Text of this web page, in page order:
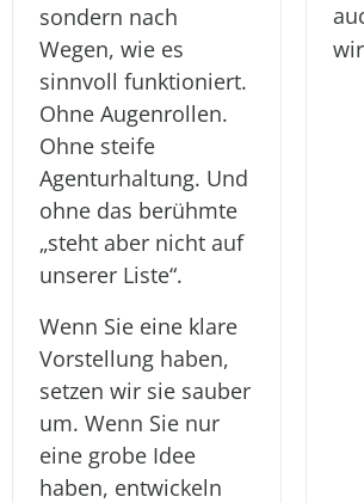
sondern nach
Wegen, wie es
sinnvoll funktioniert.
Ohne Augenrollen.
Ohne steife
Agenturhaltung. Und
ohne das berühmte
„steht aber nicht auf
unserer Liste“.
Wenn Sie eine klare
Vorstellung haben,
setzen wir sie sauber
um. Wenn Sie nur
eine grobe Idee
haben, entwickeln